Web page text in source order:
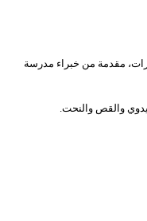
مقدمة من خبراء مدرسة
والقص والنحت.